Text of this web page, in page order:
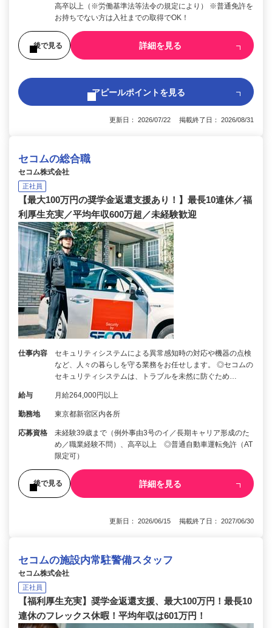
高卒以上（※労働基準法等法令の規定により） ※普通免許を
お持ちでない方は入社までの取得でOK！
後で見る 詳細を見る
アピールポイントを見る
更新日： 2026/07/22 掲載終了日： 2026/08/31
セコムの総合職
セコム株式会社
正社員
【最大100万円の奨学金返還支援あり！】最長10連休／福
利厚生充実／平均年収600万超／未経験歓迎
仕事内容
セキュリティシステムによる異常感知時の対応や機器の点検
など、人々の暮らしを守る業務をお任せします。 ◎セコムの
セキュリティシステムは、トラブルを未然に防ぐため…
給与 月給264,000円以上
勤務地 東京都新宿区内各所
応募資格
未経験39歳まで（例外事由3号のイ／長期キャリア形成のた
め／職業経験不問）、高卒以上 ◎普通自動車運転免許（AT
限定可）
後で見る 詳細を見る
更新日： 2026/06/15 掲載終了日： 2027/06/30
セコムの施設内常駐警備スタッフ
セコム株式会社
正社員
【福利厚生充実】奨学金返還支援、最大100万円！最長10
連休のフレックス休暇！平均年収は601万円！